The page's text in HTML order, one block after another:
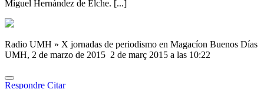
Miguel Hernández de Elche. [...]
Radio UMH » X jornadas de periodismo en Magacíon Buenos Días
UMH, 2 de marzo de 2015 2 de març 2015 a las 10:22
Respondre Citar